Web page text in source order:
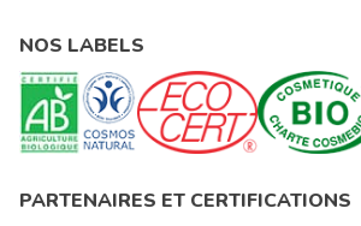
NOS LABELS
PARTENAIRES ET CERTIFICATIONS